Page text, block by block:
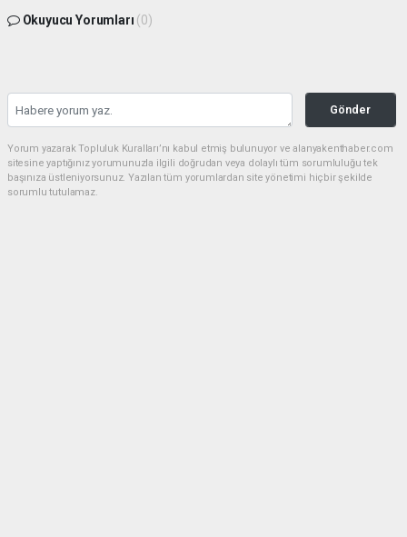
Okuyucu Yorumları (0)
Gönder
Yorum yazarak Topluluk Kuralları’nı kabul etmiş bulunuyor ve alanyakenthaber.com
sitesine yaptığınız yorumunuzla ilgili doğrudan veya dolaylı tüm sorumluluğu tek
başınıza üstleniyorsunuz. Yazılan tüm yorumlardan site yönetimi hiçbir şekilde
sorumlu tutulamaz.